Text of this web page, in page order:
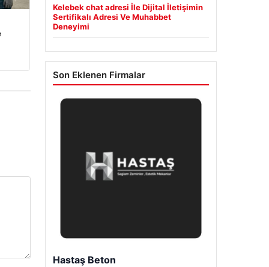
Kelebek chat adresi İle Dijital İletişimin
Sertifikalı Adresi Ve Muhabbet
Deneyimi
Son Eklenen Firmalar
Hastaş Beton